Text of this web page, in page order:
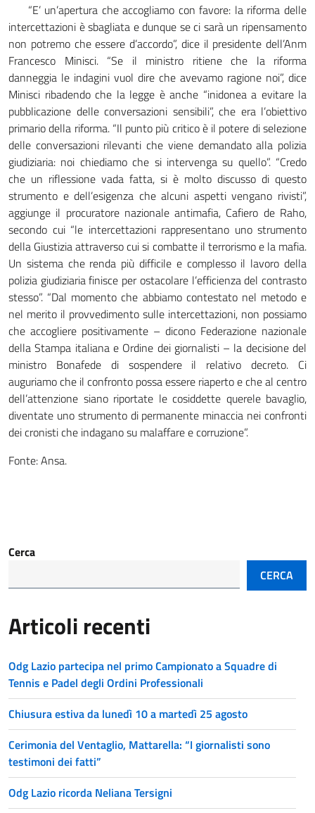
“E’ un’apertura che accogliamo con favore: la riforma delle
intercettazioni è sbagliata e dunque se ci sarà un ripensamento
non potremo che essere d’accordo”, dice il presidente dell’Anm
Francesco Minisci. “Se il ministro ritiene che la riforma
danneggia le indagini vuol dire che avevamo ragione noi”, dice
Minisci ribadendo che la legge è anche “inidonea a evitare la
pubblicazione delle conversazioni sensibili”, che era l’obiettivo
primario della riforma. “Il punto più critico è il potere di selezione
delle conversazioni rilevanti che viene demandato alla polizia
giudiziaria: noi chiediamo che si intervenga su quello”. “Credo
che un riflessione vada fatta, si è molto discusso di questo
strumento e dell’esigenza che alcuni aspetti vengano rivisti”,
aggiunge il procuratore nazionale antimafia, Cafiero de Raho,
secondo cui “le intercettazioni rappresentano uno strumento
della Giustizia attraverso cui si combatte il terrorismo e la mafia.
Un sistema che renda più difficile e complesso il lavoro della
polizia giudiziaria finisce per ostacolare l’efficienza del contrasto
stesso”. “Dal momento che abbiamo contestato nel metodo e
nel merito il provvedimento sulle intercettazioni, non possiamo
che accogliere positivamente – dicono Federazione nazionale
della Stampa italiana e Ordine dei giornalisti – la decisione del
ministro Bonafede di sospendere il relativo decreto. Ci
auguriamo che il confronto possa essere riaperto e che al centro
dell’attenzione siano riportate le cosiddette querele bavaglio,
diventate uno strumento di permanente minaccia nei confronti
dei cronisti che indagano su malaffare e corruzione”.
Fonte: Ansa.
Cerca
CERCA
Articoli recenti
Odg Lazio partecipa nel primo Campionato a Squadre di
Tennis e Padel degli Ordini Professionali
Chiusura estiva da lunedì 10 a martedì 25 agosto
Cerimonia del Ventaglio, Mattarella: “I giornalisti sono
testimoni dei fatti”
Odg Lazio ricorda Neliana Tersigni